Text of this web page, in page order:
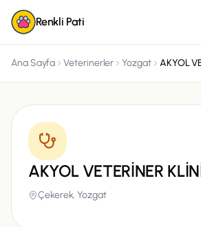
Renkli Pati
Ana Sayfa Veterinerler Yozgat
AKYOL VETERİNER
Çekerek,Yozgat